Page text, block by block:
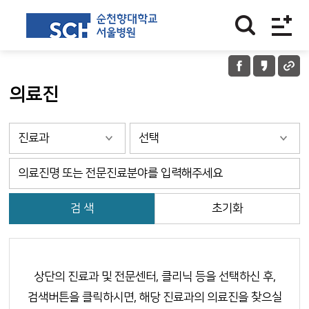
의료진
검 색 초기화
상단의 진료과 및 전문센터, 클리닉 등을 선택하신 후,
검색버튼을 클릭하시면, 해당 진료과의 의료진을 찾으실